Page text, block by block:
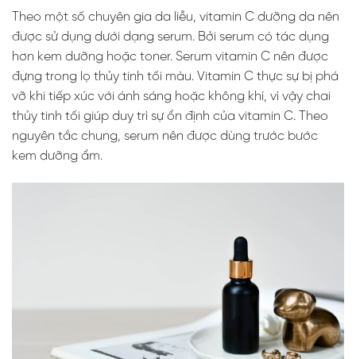
Theo một số chuyên gia da liễu, vitamin C dưỡng da nên
được sử dụng dưới dạng serum. Bởi serum có tác dụng
hơn kem dưỡng hoặc toner. Serum vitamin C nên được
đựng trong lọ thủy tinh tối màu. Vitamin C thực sự bị phá
vỡ khi tiếp xúc với ánh sáng hoặc không khí, vì vậy chai
thủy tinh tối giúp duy trì sự ổn định của vitamin C. Theo
nguyên tắc chung, serum nên được dùng trước bước
kem dưỡng ẩm.